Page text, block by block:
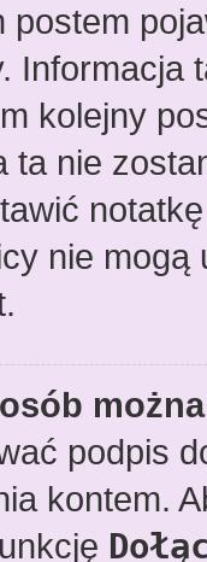
postem
Informacja
kolejny
ta nie
nie mogą
podpis
kontem.